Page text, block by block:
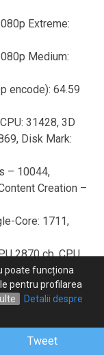
Tweet
Extreme:
Medium:
encode): 64.59
31428, 3D
Disk Mark:
– 10044,
Creation –
Core: 1711,
2870 cb, CPU
7116 cb, CPU
(best single run),
Single Core
poate funcționa
pentru profilarea
Detalii despre